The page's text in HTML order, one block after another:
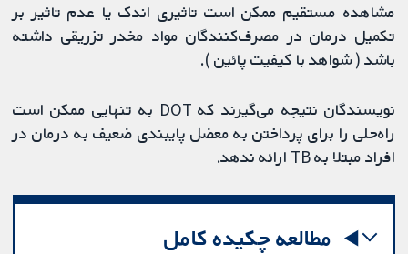
مشاهده مستقیم ممکن است تاثیری اندک یا عدم تاثیر بر
تکمیل درمان در مصرف‌کنندگان مواد مخدر تزریقی داشته
باشد ( شواهد با کیفیت پائین ).
نویسندگان نتیجه می‌گیرند که DOT ​​به تنهایی ممکن است
راه‌حلی را برای پرداختن به معضل پایبندی ضعیف به درمان در
افراد مبتلا به TB ارائه ندهد.
مطالعه چکیده کامل